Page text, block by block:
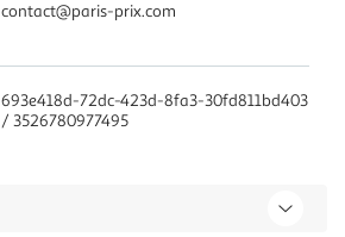
contact@paris-prix.com
693e418d-72dc-423d-8fa3-30fd811bd403
/ 3526780977495